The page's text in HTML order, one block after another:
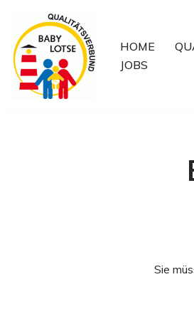
Zum
Inhalt
springen
HOME
JOBS
Sie